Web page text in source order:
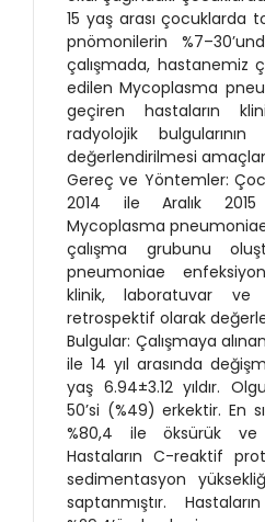
15 yaş arası çocuklarda
pnömonilerin
çalışmada, hastanemiz
edilen Mycoplasma
geçiren hastaların
radyolojik
değerlendirilmesi
Gereç ve Yöntemler:
2014 ile Aralık 2015
Mycoplasma pneumoniae
çalışma grubunu
pneumoniae
klinik, laboratuvar ve
retrospektif olarak
Bulgular: Çalışmaya
ile 14 yıl arasında
yaş 6.94±3.12 yıldır.
50’si (%49) erkektir. En
%80,4 ile öksürük
Hastaların C-reaktif
sedimentasyon
saptanmıştır.